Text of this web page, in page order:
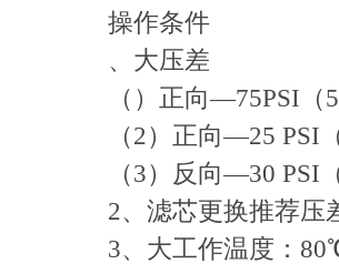
操作条件
、大压差
（）正向—75PSI（
（2）正向—25 PSI
（3）反向—30 PSI
2、滤芯更换推荐压
3、大工作温度：